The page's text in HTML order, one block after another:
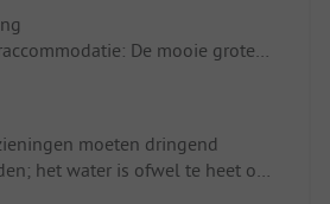
De mooie grote
moeten dringend
het water is ofwel te heet of